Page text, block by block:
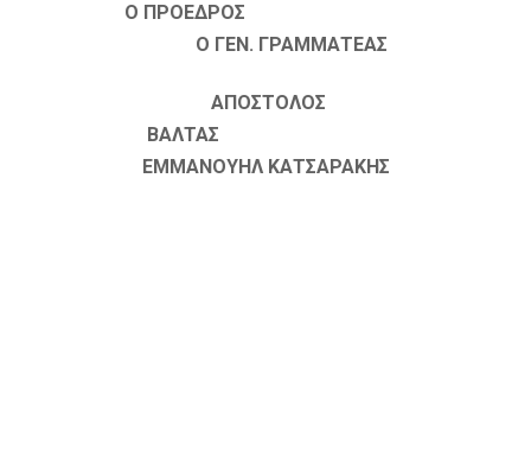
Ο ΠΡΟΕΔΡΟΣ
Ο ΓΕΝ. ΓΡΑΜΜΑΤΕΑΣ
ΑΠΟΣΤΟΛΟΣ
ΒΑΛΤΑΣ
ΕΜΜΑΝΟΥΗΛ ΚΑΤΣΑΡΑΚΗΣ